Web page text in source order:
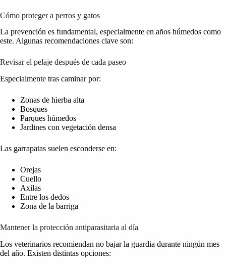
Cómo proteger a perros y gatos
La prevención es fundamental, especialmente en años húmedos como
este. Algunas recomendaciones clave son:
Revisar el pelaje después de cada paseo
Especialmente tras caminar por:
Zonas de hierba alta
Bosques
Parques húmedos
Jardines con vegetación densa
Las garrapatas suelen esconderse en:
Orejas
Cuello
Axilas
Entre los dedos
Zona de la barriga
Mantener la protección antiparasitaria al día
Los veterinarios recomiendan no bajar la guardia durante ningún mes
del año. Existen distintas opciones: